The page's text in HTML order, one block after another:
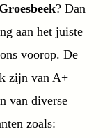
? Dan
aan het juiste
voorop. De
zijn van A+
van diverse
zoals: